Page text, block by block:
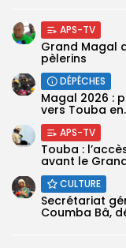
APS-TV
Grand Magal
pèlerins
DÉPÊCHES
Magal 2026 :
vers Touba
APS-TV
Touba :
avant le
CULTURE
Secrétariat
Coumba Bâ,